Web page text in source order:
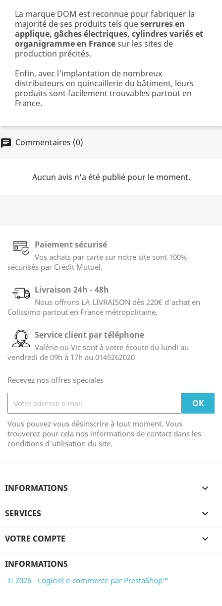
La marque DOM est reconnue pour fabriquer la
majorité de ses produits tels queserrures en
applique, gâches électriques, cylindres variés et
organigramme en Francesur les sites de
production précités.
Enfin, avec l'implantation de nombreux
distributeurs en quincaillerie du bâtiment, leurs
produits sont facilement trouvables partout en
France.
chat Commentaires (0)
Aucun avis n'a été publié pour le moment.
Paiement sécurisé
Vos achats par carte sur notre site sont 100%
sécurisés par Crédit Mutuel.
Livraison 24h - 48h
Nous offrons LA LIVRAISON dès 220€ d'achat en
Colissimo partout en France métropolitaine.
Service client par téléphone
Valérie ou Vic sont à votre écoute du lundi au
vendredi de 09h à 17h au 0145262020
Recevez nos offres spéciales
Vous pouvez vous désinscrire à tout moment. Vous
trouverez pour cela nos informations de contact dans les
conditions d'utilisation du site.
INFORMATIONS 
SERVICES 
VOTRE COMPTE 
INFORMATIONS
© 2026 - Logiciel e-commerce par PrestaShop™